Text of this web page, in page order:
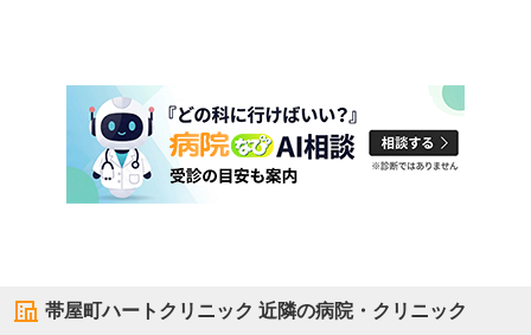
帯屋町ハートクリニック 近隣の病院・クリニック